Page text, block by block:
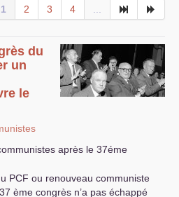
1 2 3 4
du
un
le
après le 37éme
PCF ou renouveau communiste
ème congrès n’a pas échappé